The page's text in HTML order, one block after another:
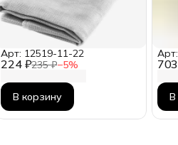
224 ₽235 ₽−5%
Арт: 12519-11-22
В корзину В